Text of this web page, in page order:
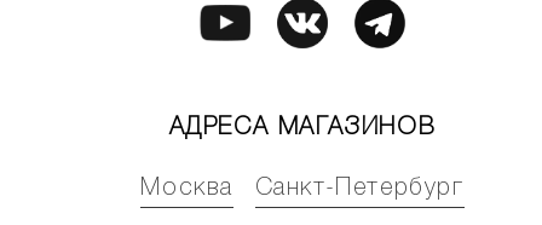
АДРЕСА МАГАЗИНОВ
Москва Санкт-Петербург